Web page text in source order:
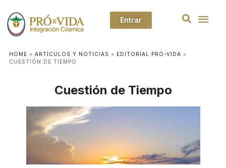
Entrar
HOME > ARTÍCULOS Y NOTICIAS > EDITORIAL PRÓ-VIDA >
CUESTIÓN DE TIEMPO
Cuestión de Tiempo